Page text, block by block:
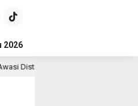
& Politik
2026
Solar